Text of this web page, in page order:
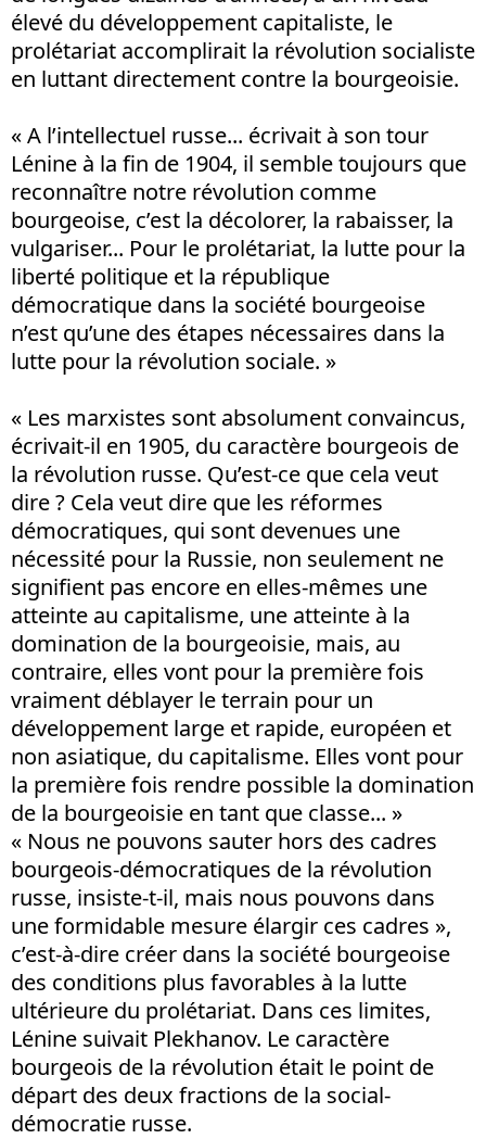
élevé du développement capitaliste, le
prolétariat accomplirait la révolution socialiste
en luttant directement contre la bourgeoisie.
« A l’intellectuel russe... écrivait à son tour
Lénine à la fin de 1904, il semble toujours que
reconnaître notre révolution comme
bourgeoise, c’est la décolorer, la rabaisser, la
vulgariser... Pour le prolétariat, la lutte pour la
liberté politique et la république
démocratique dans la société bourgeoise
n’est qu’une des étapes nécessaires dans la
lutte pour la révolution sociale. »
« Les marxistes sont absolument convaincus,
écrivait-il en 1905, du caractère bourgeois de
la révolution russe. Qu’est-ce que cela veut
dire ? Cela veut dire que les réformes
démocratiques, qui sont devenues une
nécessité pour la Russie, non seulement ne
signifient pas encore en elles-mêmes une
atteinte au capitalisme, une atteinte à la
domination de la bourgeoisie, mais, au
contraire, elles vont pour la première fois
vraiment déblayer le terrain pour un
développement large et rapide, européen et
non asiatique, du capitalisme. Elles vont pour
la première fois rendre possible la domination
de la bourgeoisie en tant que classe... »
« Nous ne pouvons sauter hors des cadres
bourgeois-démocratiques de la révolution
russe, insiste-t-il, mais nous pouvons dans
une formidable mesure élargir ces cadres »,
c’est-à-dire créer dans la société bourgeoise
des conditions plus favorables à la lutte
ultérieure du prolétariat. Dans ces limites,
Lénine suivait Plekhanov. Le caractère
bourgeois de la révolution était le point de
départ des deux fractions de la social-
démocratie russe.